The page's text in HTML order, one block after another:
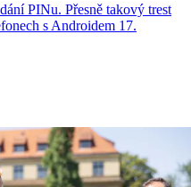
PINu. Přesně takový trest
s Androidem 17.